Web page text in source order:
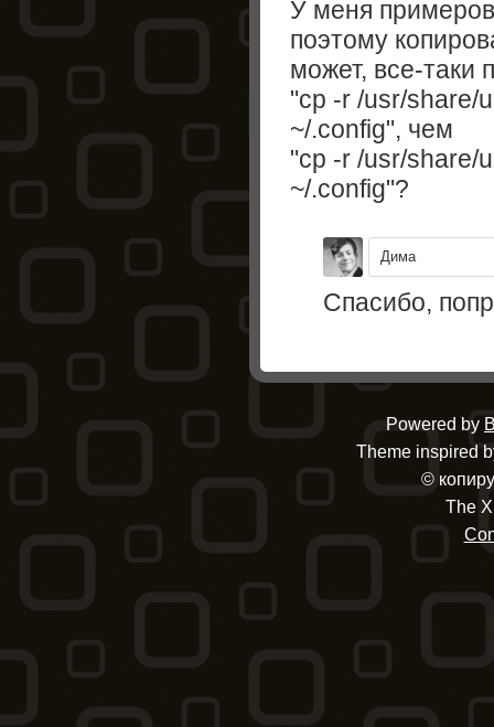
У меня
поэтому
может, все-таки
"cp -r /usr/share/
~/.config", чем
"cp -r /usr/share/
~/.config"?
Дима
Спасибо,
Powered by
Theme inspired
©
The